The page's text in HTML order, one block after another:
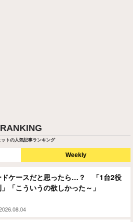
RANKING
ットの人気記事ランキング
Weekly
ドケースだと思ったら…？ 「1台2役
「こういうの欲しかった～」